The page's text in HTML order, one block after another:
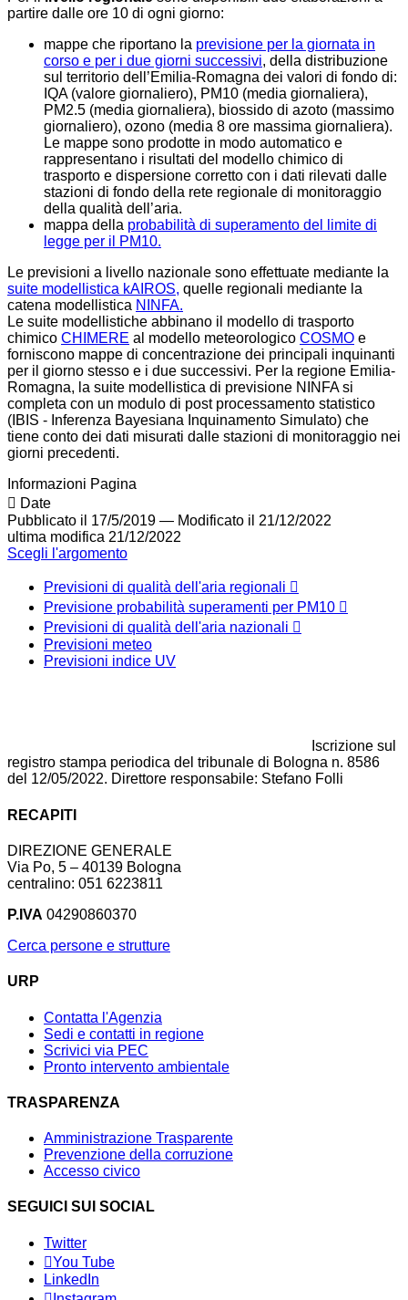
partire dalle ore 10 di ogni giorno:
mappe che riportano la previsione per la giornata in
corso e per i due giorni successivi, della distribuzione
sul territorio dell’Emilia-Romagna dei valori di fondo di:
IQA (valore giornaliero), PM10 (media giornaliera),
PM2.5 (media giornaliera), biossido di azoto (massimo
giornaliero), ozono (media 8 ore massima giornaliera).
Le mappe sono prodotte in modo automatico e
rappresentano i risultati del modello chimico di
trasporto e dispersione corretto con i dati rilevati dalle
stazioni di fondo della rete regionale di monitoraggio
della qualità dell’aria.
mappa della probabilità di superamento del limite di
legge per il PM10.
Le previsioni a livello nazionale sono effettuate mediante la
suite modellistica kAIROS, quelle regionali mediante la
catena modellistica NINFA.
Le suite modellistiche abbinano il modello di trasporto
chimico CHIMERE al modello meteorologico COSMO e
forniscono mappe di concentrazione dei principali inquinanti
per il giorno stesso e i due successivi. Per la regione Emilia-
Romagna, la suite modellistica di previsione NINFA si
completa con un modulo di post processamento statistico
(IBIS - Inferenza Bayesiana Inquinamento Simulato) che
tiene conto dei dati misurati dalle stazioni di monitoraggio nei
giorni precedenti.
Informazioni Pagina
Date
Pubblicato il 17/5/2019 — Modificato il 21/12/2022
ultima modifica 21/12/2022
Scegli l'argomento
Previsioni di qualità dell'aria regionali
Previsione probabilità superamenti per PM10
Previsioni di qualità dell'aria nazionali
Previsioni meteo
Previsioni indice UV
Iscrizione sul
registro stampa periodica del tribunale di Bologna n. 8586
del 12/05/2022. Direttore responsabile: Stefano Folli
RECAPITI
DIREZIONE GENERALE
Via Po, 5 – 40139 Bologna
centralino: 051 6223811
P.IVA 04290860370
Cerca persone e strutture
URP
Contatta l'Agenzia
Sedi e contatti in regione
Scrivici via PEC
Pronto intervento ambientale
TRASPARENZA
Amministrazione Trasparente
Prevenzione della corruzione
Accesso civico
SEGUICI SUI SOCIAL
Twitter
You Tube
LinkedIn